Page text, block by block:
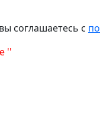
соглашаетесь с
''